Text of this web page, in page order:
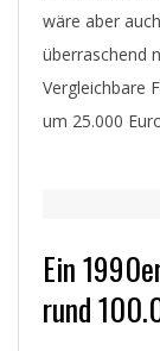
wäre aber
überraschend
Vergleichbare
um 25.000
Ein
rund